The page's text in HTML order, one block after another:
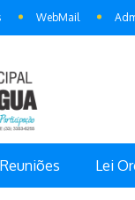
WebMail
Reuniões Lei